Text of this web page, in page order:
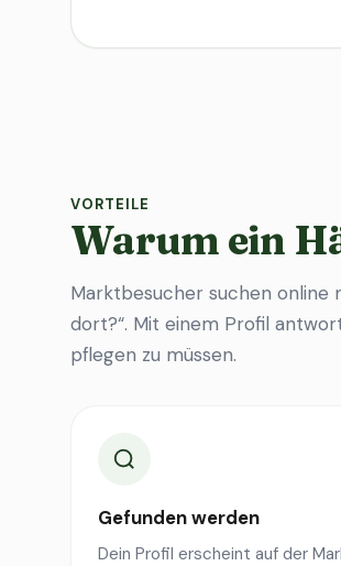
VORTEILE
Warum ein
Marktbesucher suchen online
dort?“. Mit einem Profil
pflegen zu müssen.
Gefunden werden
Dein Profil erscheint auf der